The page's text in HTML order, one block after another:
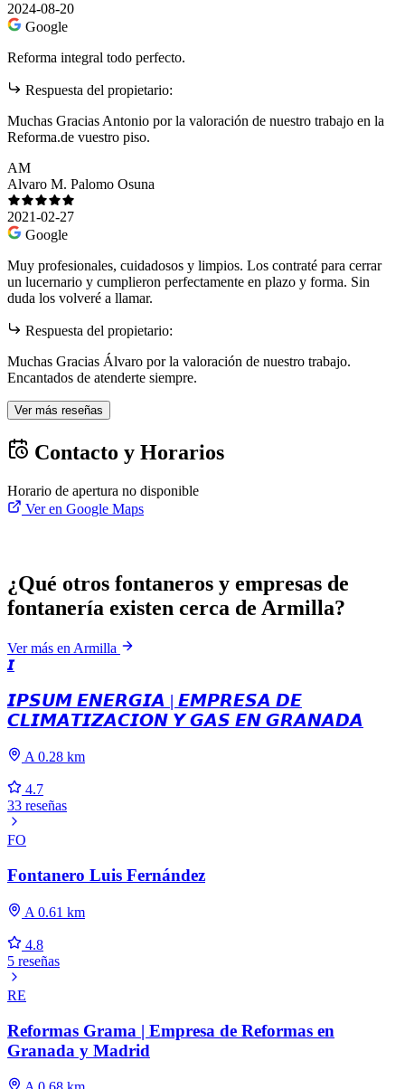
2024-08-20
Google
Reforma integral todo perfecto.
Respuesta del propietario:
Muchas Gracias Antonio por la valoración de nuestro trabajo en la
Reforma.de vuestro piso.
AM
Alvaro M. Palomo Osuna
2021-02-27
Google
Muy profesionales, cuidadosos y limpios. Los contraté para cerrar
un lucernario y cumplieron perfectamente en plazo y forma. Sin
duda los volveré a llamar.
Respuesta del propietario:
Muchas Gracias Álvaro por la valoración de nuestro trabajo.
Encantados de atenderte siempre.
Ver más reseñas
Contacto y Horarios
Horario de apertura no disponible
Ver en Google Maps
¿Qué otros fontaneros y empresas de
fontanería existen cerca de Armilla?
Ver más en Armilla
𝙄
𝙄𝙋𝙎𝙐𝙈 𝙀𝙉𝙀𝙍𝙂𝙄𝘼 | 𝙀𝙈𝙋𝙍𝙀𝙎𝘼 𝘿𝙀
𝘾𝙇𝙄𝙈𝘼𝙏𝙄𝙕𝘼𝘾𝙄𝙊𝙉 𝙔 𝙂𝘼𝙎 𝙀𝙉 𝙂𝙍𝘼𝙉𝘼𝘿𝘼
A 0.28 km
4.7
33 reseñas
FO
Fontanero Luis Fernández
A 0.61 km
4.8
5 reseñas
RE
Reformas Grama | Empresa de Reformas en
Granada y Madrid